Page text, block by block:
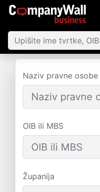
Naziv pravne osobe
OIB ili MBS
Županija